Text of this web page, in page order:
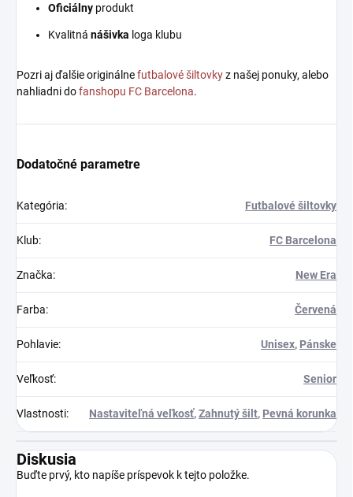
Oficiálny produkt
Kvalitná nášivka loga klubu
Pozri aj ďalšie originálnefutbalové šiltovkyz našej ponuky, alebo
nahliadni dofanshopu FC Barcelona.
Dodatočné parametre
Kategória: Futbalové šiltovky
Klub: FC Barcelona
Značka: New Era
Farba: Červená
Pohlavie: Unisex, Pánske
Veľkosť: Senior
Vlastnosti: Nastaviteľná veľkosť,Zahnutý šilt, Pevná korunka
Diskusia
Buďte prvý, kto napíše príspevok k tejto položke.